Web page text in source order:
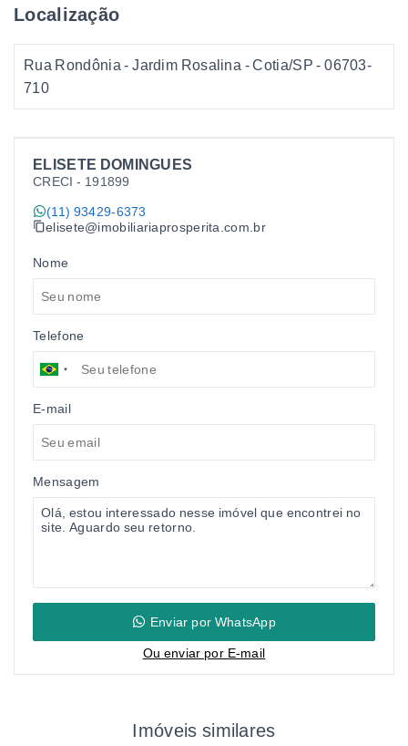
ELISETE DOMINGUES
CRECI - 191899
(11) 93429-6373
elisete@imobiliariaprosperita.com.br
Nome
Telefone
E-mail
Mensagem
Enviar por WhatsApp
Ou enviar por E-mail
Localização
Rua Rondônia - Jardim Rosalina - Cotia/SP - 06703-
710
Imóveis similares